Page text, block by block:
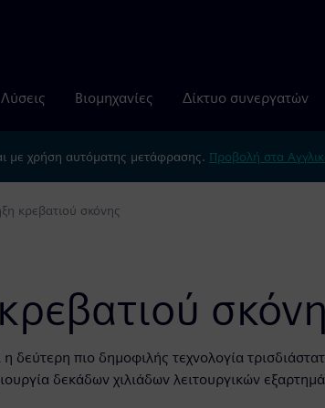
Λύσεις Βιομηχανίες Δίκτυο συνεργατών
με χρήση αυτόματης μετάφρασης. Προβολή στα
κρεβατιού σκόνης
δεύτερη πιο δημοφιλής τεχνολογία
δεκάδων χιλιάδων λειτουργικών